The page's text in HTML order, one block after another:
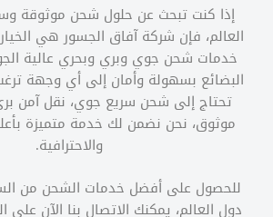
إذا كنت تبحث عن حلول شحن موثوقة
العالم، فإن شركة آفاق الجسور هي
خدمات شحن جوي وبري وبحري عالية
البضائع بسهولة وأمان إلى أي وجهة
تحتاج إلى شحن سريع جوي، نقل آمن
موثوق، نحن نضمن لك خدمة متميزة
والاحترافية.
للحصول على أفضل خدمات الشحن من
دول العالم، يمكنك الاتصال بنا الآن على